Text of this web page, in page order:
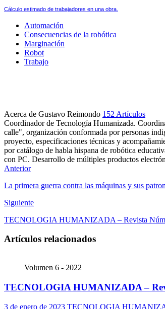
Cálculo estimado de trabajadores en una obra.
Automación
Consecuencias de la robótica
Marginación
Robot
Trabajo
Acerca de Gustavo Reimondo 152 Artículos
Coordinador de Tecnología Humanizada.
calle", organización conformada por personas
proyecto, especificaciones técnicas y
por catálogo de habla hispana de robótica
con PC. Desarrollo de múltiples productos
Sitio
LinkedIn
Anterior
La primera guerra contra las máquinas y sus
Siguiente
TECNOLOGIA HUMANIZADA – Revista
Artículos relacionados
Volumen 6 - 2022
TECNOLOGIA HUMANIZADA –
3 de enero de 2023 TECNOLOGIA